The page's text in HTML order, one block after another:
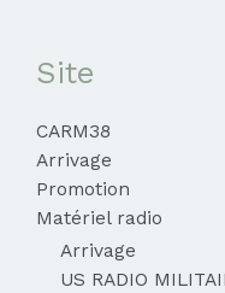
Site
CARM38
Arrivage
Promotion
Matériel radio
Arrivage
US RADIO